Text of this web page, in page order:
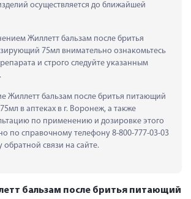
осуществляется до ближайшей
Жиллетт бальзам после бритья
75мл внимательно ознакомьтесь
и строго следуйте указанным
Жиллетт бальзам после бритья питающий
в аптеках в г. Воронеж, а также
по применению и дозировке этого
по справочному телефону 8-800-777-03-03
связи на сайте.
бальзам после бритья питающий